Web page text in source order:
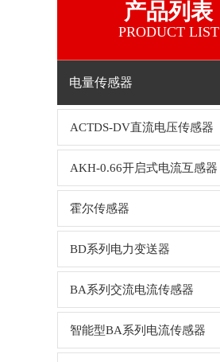
产品列表
PRODUCT LIST
电量传感器
ACTDS-DV直流电压传感器
AKH-0.66开启式电流互感器
霍尔传感器
BD系列电力变送器
BA系列交流电流传感器
智能型BA系列电流传感器